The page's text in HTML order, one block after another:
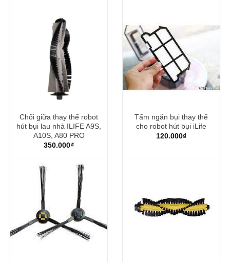
Chổi giữa thay thế robot
hút bụi lau nhà ILIFE A9S,
A10S, A80 PRO
350.000₫
Tấm ngăn bụi thay thế
cho robot hút bụi iLife
120.000₫